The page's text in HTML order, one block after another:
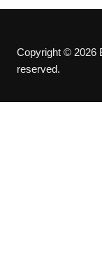
Copyright © 2026
reserved.